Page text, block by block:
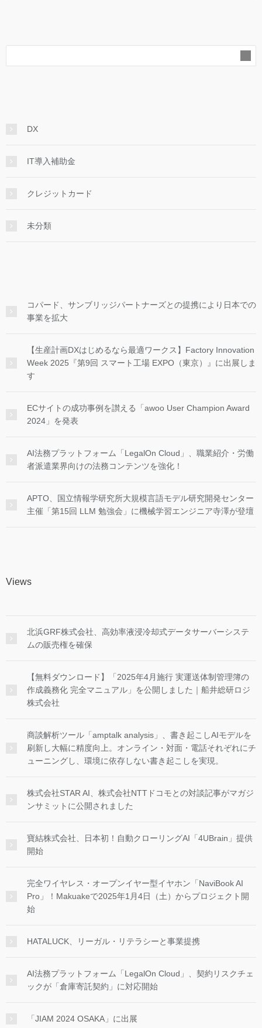
DX
IT導入補助金
クレジットカード
未分類
コパード、サンブリッジパートナーズとの提携により日本での
事業を拡大
【生産計画DXはじめるなら最適ワークス】Factory Innovation
Week 2025『第9回 スマート工場 EXPO（東京）』に出展しま
す
ECサイトの成功事例を讃える「awoo User Champion Award
2024」を発表
AI法務プラットフォーム「LegalOn Cloud」、職業紹介・労働
者派遣業界向けの法務コンテンツを強化！
APTO、国立情報学研究所大規模言語モデル研究開発センター
主催「第15回 LLM 勉強会」に機械学習エンジニア寺澤が登壇
Views
北浜GRF株式会社、高効率液浸冷却式データサーバーシステ
ムの販売権を確保
【無料ダウンロード】「2025年4月施行 実運送体制管理簿の
作成義務化 完全マニュアル」を公開しました｜船井総研ロジ
株式会社
商談解析ツール「amptalk analysis」、書き起こしAIモデルを
刷新し大幅に精度向上。オンライン・対面・電話それぞれにチ
ューニングし、環境に依存しない書き起こしを実現。
株式会社STAR AI、株式会社NTTドコモとの対談記事がマガジ
ンサミットに公開されました
寶結株式会社、日本初！自動クローリングAI「4UBrain」提供
開始
完全ワイヤレス・オープンイヤー型イヤホン「NaviBook AI
Pro」！Makuakeで2025年1月4日（土）からプロジェクト開
始
HATALUCK、リーガル・リテラシーと事業提携
AI法務プラットフォーム「LegalOn Cloud」、契約リスクチェ
ックが「倉庫寄託契約」に対応開始
「JIAM 2024 OSAKA」に出展